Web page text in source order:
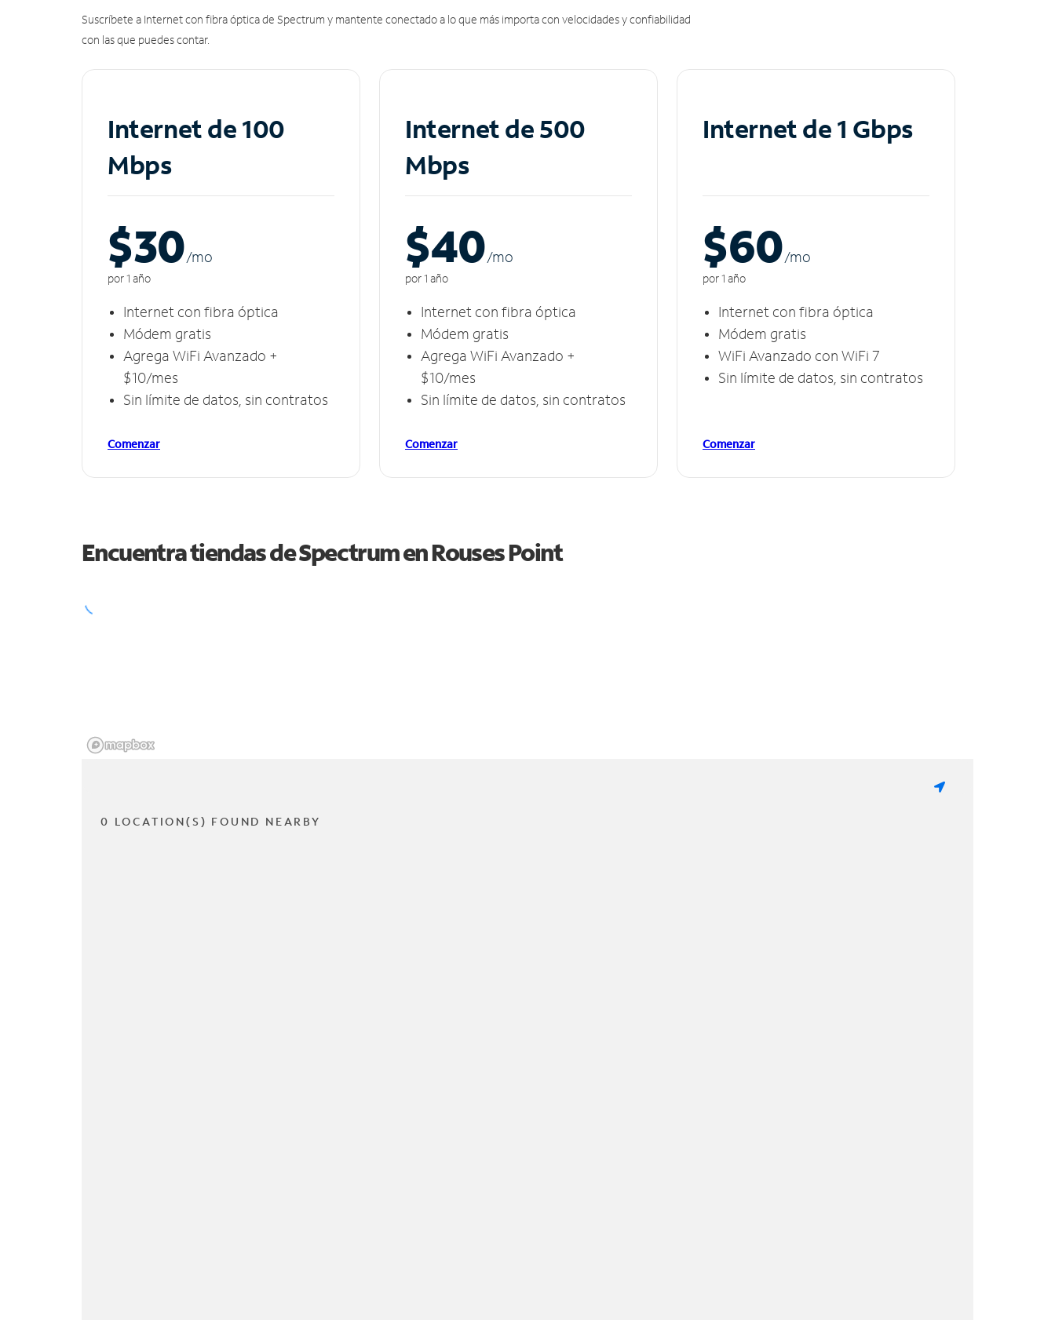
Suscríbete a Internet con fibra óptica de Spectrum y mantente conectado a lo que más importa con velocidades y confiabilidad
con las que puedes contar.
Internet de 100
Mbps
$30/mo
por 1 año
Internet con fibra óptica
Módem gratis
Agrega WiFi Avanzado +
$10/mes
Sin límite de datos, sin contratos
Comenzar
Internet de 500
Mbps
$40/mo
por 1 año
Internet con fibra óptica
Módem gratis
Agrega WiFi Avanzado +
$10/mes
Sin límite de datos, sin contratos
Comenzar
Internet de 1 Gbps
$60/mo
por 1 año
Internet con fibra óptica
Módem gratis
WiFi Avanzado con WiFi 7
Sin límite de datos, sin contratos
Comenzar
Encuentra tiendas de Spectrum enRouses Point
0 LOCATION(S) FOUND NEARBY